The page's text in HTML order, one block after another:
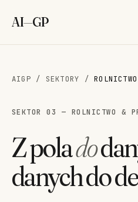
AI—GP
AIGP / SEKTORY /
SEKTOR 03 — ROLNICTWO &
Z polado
danych do